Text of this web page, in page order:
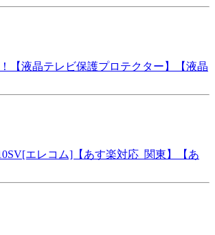
【液晶テレビ保護プロテクター】【液晶
エレコム]【あす楽対応_関東】【あ